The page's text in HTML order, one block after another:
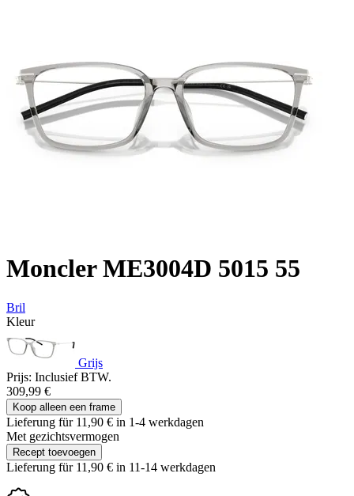
Moncler ME3004D 5015 55
Bril
Kleur
Grijs
Prijs: Inclusief BTW.
309,99 €
Koop alleen een frame
Lieferung für 11,90 € in 1-4 werkdagen
Met gezichtsvermogen
Recept toevoegen
Lieferung für 11,90 € in 11-14 werkdagen